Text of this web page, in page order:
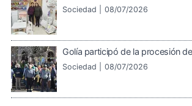
Sociedad | 08/07/2026
Golía participó de la procesión
Sociedad | 08/07/2026